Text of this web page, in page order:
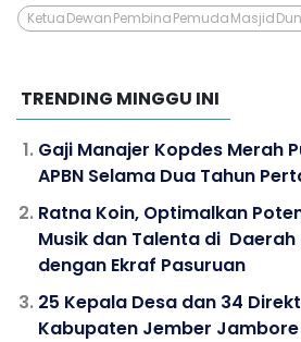
Ketua Dewan Pembina Pemuda Masjid
TRENDING MINGGU INI
Gaji Manajer Kopdes Merah
APBN Selama Dua Tahun
Ratna Koin, Optimalkan
Musik dan Talenta di
dengan Ekraf Pasuruan
25 Kepala Desa dan 34
Kabupaten Jember Jambore